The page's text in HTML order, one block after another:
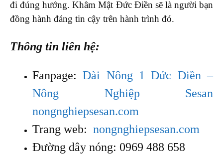
đi đúng hướng. Khâm Mật Đức Điền sẽ là người bạn
đồng hành đáng tin cậy trên hành trình đó.
Thông tin liên hệ:
Fanpage:Đài Nông 1 Đức Điền –
Nông Nghiệp Sesan
nongnghiepsesan.com
Trang web: nongnghiepsesan.com
Đường dây nóng: 0969 488 658